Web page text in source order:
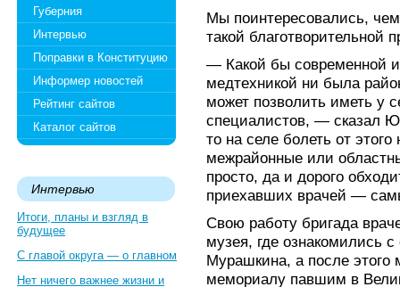
Губерния
Интервью
Поправки в Конституцию
Информер новостей
Рейтинг сайтов
Каталог сайтов
Интервью
Итоги, планы и взгляд в
будущее
С главой округа — о главном
Нет ничего важнее жизни и
Мы поинтересовались,
такой благотворительной
— Какой бы современной
медтехникой ни была
может позволить иметь у
специалистов, — сказал
то на селе болеть от
межрайонные или
просто, да и дорого
приехавших врачей —
Свою работу бригада
музея, где ознакомились
Мурашкина, а после этого
мемориалу павшим в